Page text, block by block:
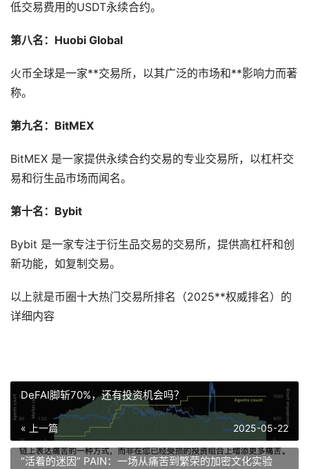
低交易费用的USDT永续合约。
第八名：Huobi Global
火币全球是一家**交易所，以其广泛的市场和**影响力而著
称。
第九名：BitMEX
BitMEX 是一家提供永续合约交易的专业交易所，以杠杆交
易和衍生品市场而闻名。
第十名：Bybit
Bybit 是一家专注于衍生品交易的交易所，提供高杠杆和创
新功能，如复制交易。
以上就是币圈十大热门交易所排名（2025**权威排名）的
详细内容
DeFAI脚斩70%，还有投资机会吗？
« 上一篇 2025-05-22
“活着的迷因” PAIN：一场从痛苦到繁荣的加密文化实验